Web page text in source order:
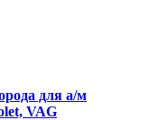
для а/м
VAG